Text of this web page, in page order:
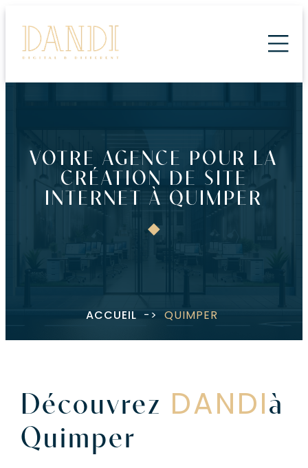
CONTENU
VOTRE AGENCE POUR LA
CRÉATION DE SITE
INTERNET À QUIMPER
ACCUEIL -> QUIMPER
Découvrez DANDIà
Quimper